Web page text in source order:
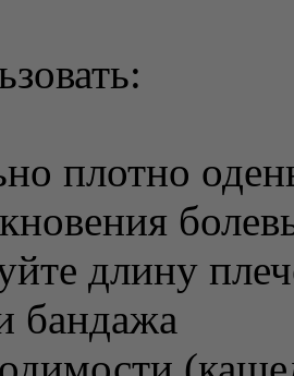
плотно
длину
бандажа